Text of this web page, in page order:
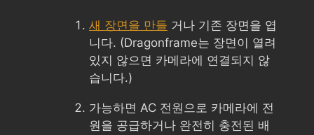
새 장면을 만들 거나 기존 장면을 엽
니다. (Dragonframe는 장면이 열려
있지 않으면 카메라에 연결되지 않
습니다.)
가능하면 AC 전원으로 카메라에 전
원을 공급하거나 완전히 충전된 배